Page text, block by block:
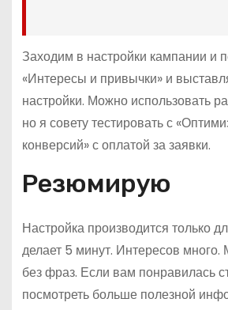
Заходим в настройки кампании и
«Интересы и привычки» и
настройки. Можно использовать
но я совету тестировать с
конверсий» с оплатой за заявки.
Резюмирую
Настройка производится только
делает 5 минут. Интересов много.
без фраз. Если вам понравилась
посмотреть больше полезной